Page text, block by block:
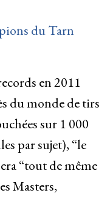
du Tarn
en 2011
du monde de tirs
sur 1 000
par sujet), “le
“tout de même
Masters,